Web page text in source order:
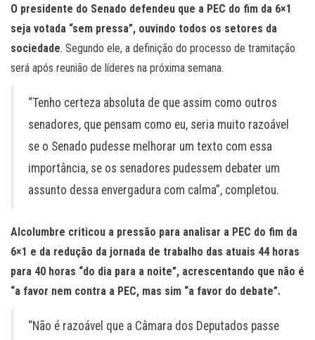
O presidente do Senado defendeu que a PEC do fim da 6×1
seja votada “sem pressa”, ouvindo todos os setores da
sociedade. Segundo ele, a definição do processo de tramitação
será após reunião de líderes na próxima semana.
“Tenho certeza absoluta de que assim como outros
senadores, que pensam como eu, seria muito razoável
se o Senado pudesse melhorar um texto com essa
importância, se os senadores pudessem debater um
assunto dessa envergadura com calma”, completou.
Alcolumbre criticou a pressão para analisar a PEC do fim da
6×1 e da redução da jornada de trabalho das atuais 44 horas
para 40 horas “do dia para a noite”, acrescentando que não é
“a favor nem contra a PEC, mas sim “a favor do debate”.
“Não é razoável que a Câmara dos Deputados passe